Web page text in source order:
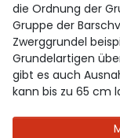
die Ordnung der
Gruppe der
Zwerggrundel
Grundelartigen
gibt es auch
kann bis zu 65 cm